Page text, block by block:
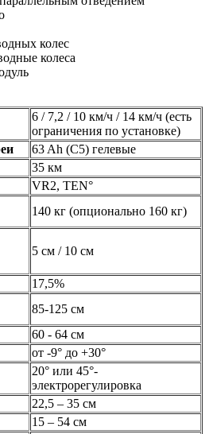
колес
колеса
6 / 7,2 / 10 км/ч / 14 км/ч (есть
ограничения по установке)
63 Ah (C5) гелевые
35 км
VR2, TEN°
140 кг (опционально 160 кг)
5 см / 10 см
17,5%
85-125 см
60 - 64 см
от -9° дo +30°
20° или 45°-
электрорегулировка
22,5 – 35 см
15 – 54 см